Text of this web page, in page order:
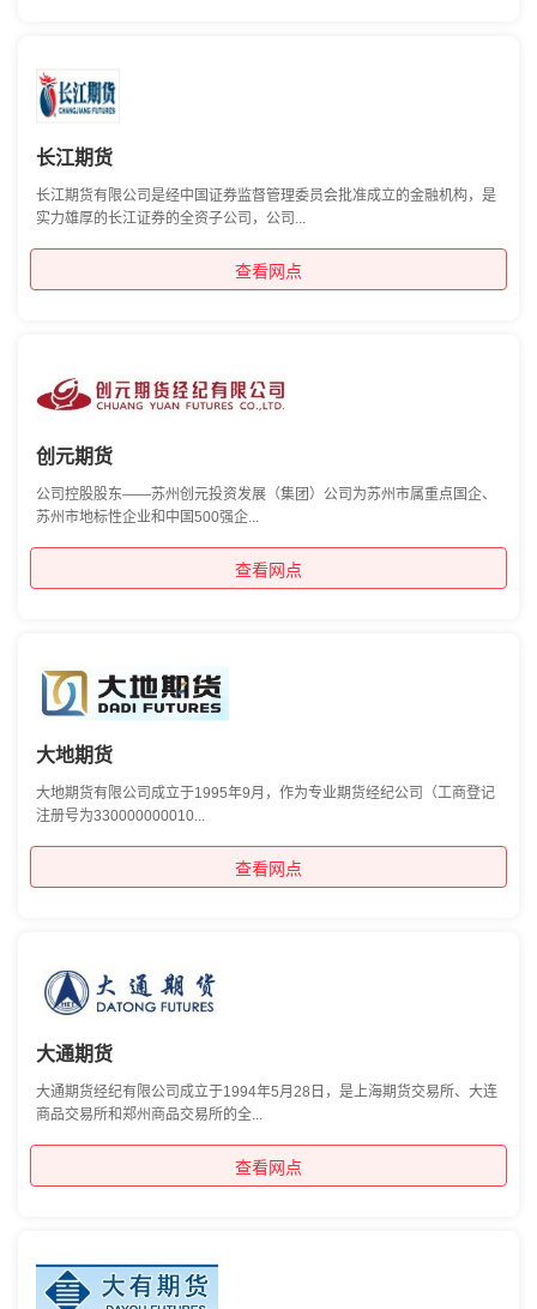
长江期货
长江期货有限公司是经中国证券监督管理委员会批准成立的金融机构，是
实力雄厚的长江证券的全资子公司，公司...
查看网点
创元期货
公司控股股东——苏州创元投资发展（集团）公司为苏州市属重点国企、
苏州市地标性企业和中国500强企...
查看网点
大地期货
大地期货有限公司成立于1995年9月，作为专业期货经纪公司（工商登记
注册号为330000000010...
查看网点
大通期货
大通期货经纪有限公司成立于1994年5月28日，是上海期货交易所、大连
商品交易所和郑州商品交易所的全...
查看网点